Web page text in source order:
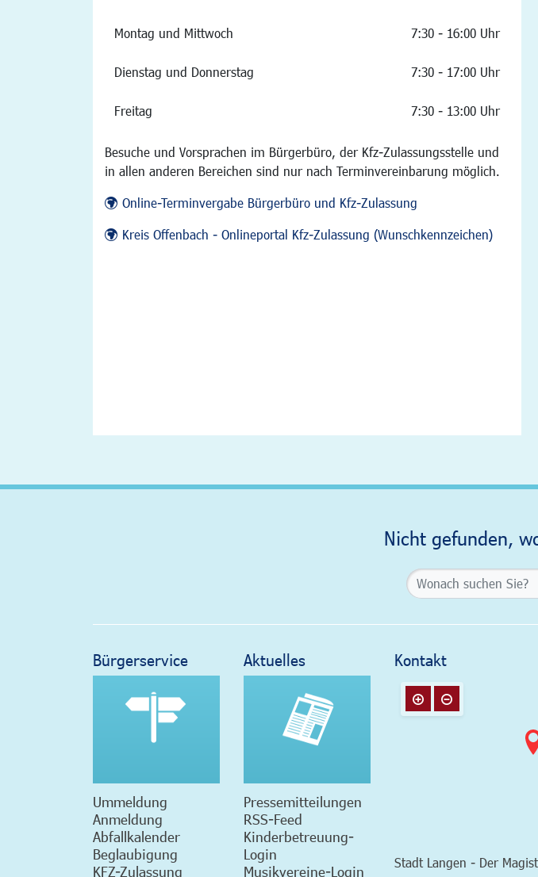
Montag und Mittwoch 7:30 - 16:00 Uhr
Dienstag und Donnerstag 7:30 - 17:00 Uhr
Freitag 7:30 - 13:00 Uhr
Besuche und Vorsprachen im Bürgerbüro, der Kfz-Zulassungsstelle und
in allen anderen Bereichen sind nur nach Terminvereinbarung möglich.
Online-Terminvergabe Bürgerbüro und Kfz-Zulassung
Kreis Offenbach - Onlineportal Kfz-Zulassung (Wunschkennzeichen)
Nicht gefunden,
Bürgerservice
Ummeldung
Anmeldung
Abfallkalender
Beglaubigung
KFZ-Zulassung
Aktuelles
Pressemitteilungen
RSS-Feed
Kinderbetreuung-
Login
Musikvereine-Login
Kontakt
Stadt Langen - Der